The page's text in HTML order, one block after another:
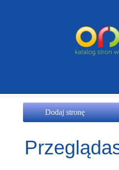
Dodaj stronę